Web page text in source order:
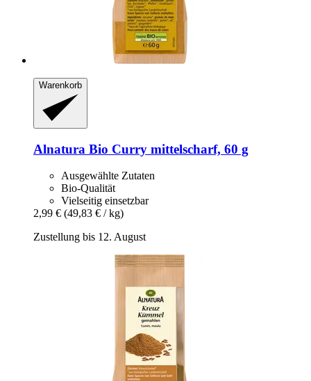
Warenkorb
Alnatura Bio Curry mittelscharf, 60 g
Ausgewählte Zutaten
Bio-Qualität
Vielseitig einsetzbar
2,99 € (49,83 € / kg)
Zustellung bis 12. August